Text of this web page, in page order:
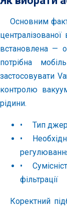
Основним
встановлена —
потрібна
застосовувати
контролю
рідини.
•
Тип
•
•
фільтрації
Коректний